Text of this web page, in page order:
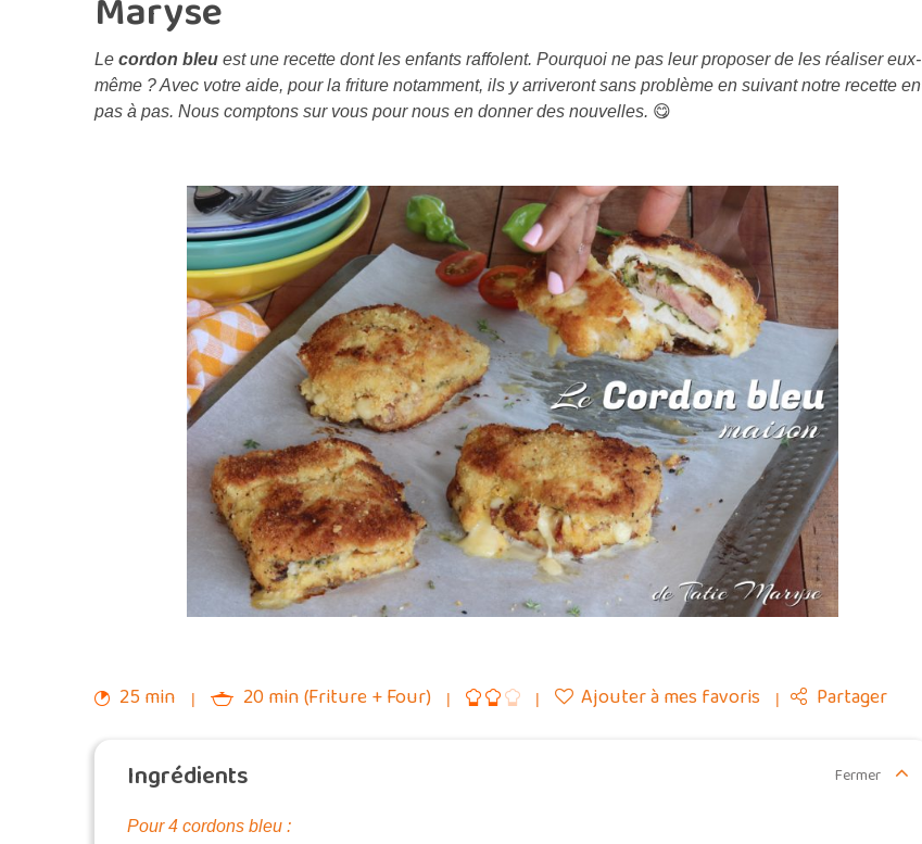
Maryse
Le cordon bleu est une recette dont les enfants raffolent. Pourquoi ne pas leur proposer de les réaliser eux-
même ? Avec votre aide, pour la friture notamment, ils y arriveront sans problème en suivant notre recette en
pas à pas. Nous comptons sur vous pour nous en donner des nouvelles. 😋
25 min 20 min (Friture + Four) Ajouter à mes favoris Partager
Ingrédients Fermer
Pour 4 cordons bleu :